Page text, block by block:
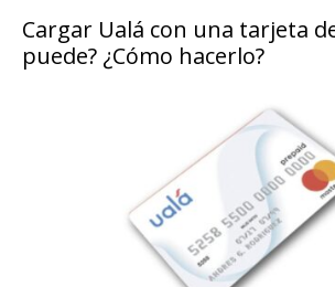
Cargar Ualá con una tarjeta
puede? ¿Cómo hacerlo?